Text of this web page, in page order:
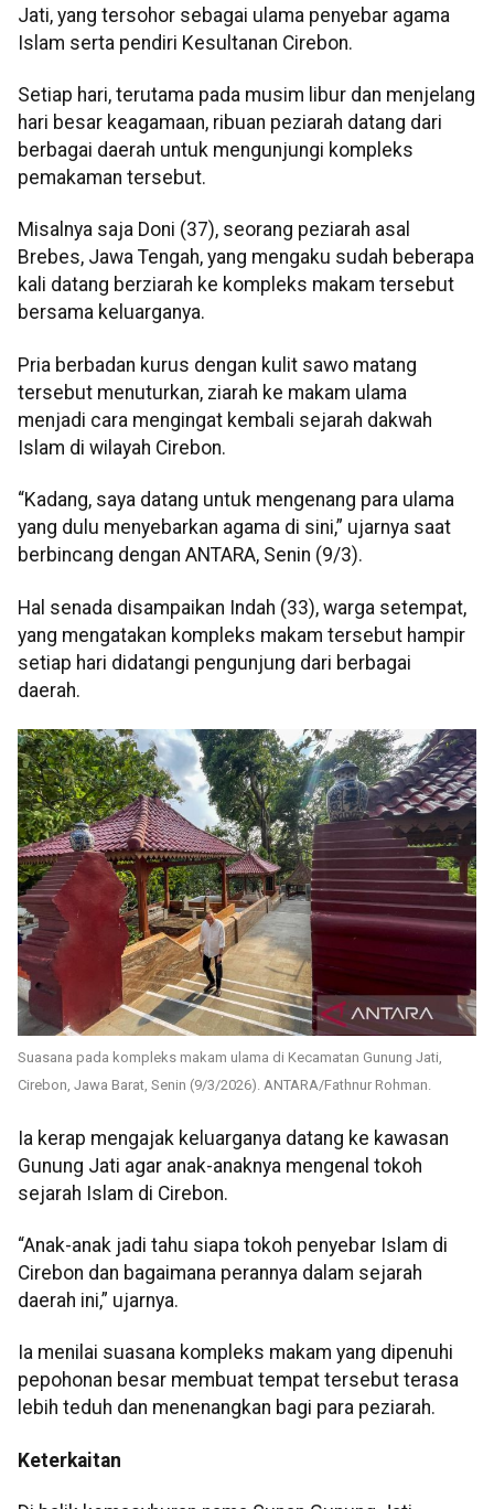
Jati, yang tersohor sebagai ulama penyebar agama
Islam serta pendiri Kesultanan Cirebon.
Setiap hari, terutama pada musim libur dan menjelang
hari besar keagamaan, ribuan peziarah datang dari
berbagai daerah untuk mengunjungi kompleks
pemakaman tersebut.
Misalnya saja Doni (37), seorang peziarah asal
Brebes, Jawa Tengah, yang mengaku sudah beberapa
kali datang berziarah ke kompleks makam tersebut
bersama keluarganya.
Pria berbadan kurus dengan kulit sawo matang
tersebut menuturkan, ziarah ke makam ulama
menjadi cara mengingat kembali sejarah dakwah
Islam di wilayah Cirebon.
“Kadang, saya datang untuk mengenang para ulama
yang dulu menyebarkan agama di sini,” ujarnya saat
berbincang dengan ANTARA, Senin (9/3).
Hal senada disampaikan Indah (33), warga setempat,
yang mengatakan kompleks makam tersebut hampir
setiap hari didatangi pengunjung dari berbagai
daerah.
Suasana pada kompleks makam ulama di Kecamatan Gunung Jati,
Cirebon, Jawa Barat, Senin (9/3/2026). ANTARA/Fathnur Rohman.
Ia kerap mengajak keluarganya datang ke kawasan
Gunung Jati agar anak-anaknya mengenal tokoh
sejarah Islam di Cirebon.
“Anak-anak jadi tahu siapa tokoh penyebar Islam di
Cirebon dan bagaimana perannya dalam sejarah
daerah ini,” ujarnya.
Ia menilai suasana kompleks makam yang dipenuhi
pepohonan besar membuat tempat tersebut terasa
lebih teduh dan menenangkan bagi para peziarah.
Keterkaitan